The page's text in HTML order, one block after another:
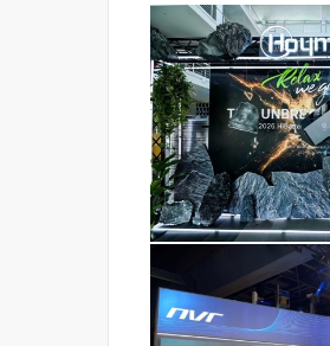
限
展覽面積
工程地
工程時間：
杭州禾邁電力電子